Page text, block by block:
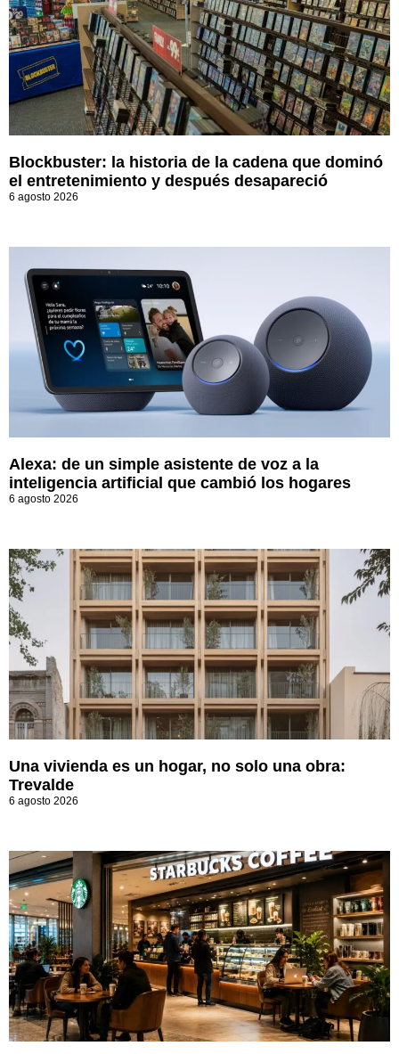
Blockbuster: la historia de la cadena que dominó
el entretenimiento y después desapareció
6 agosto 2026
Alexa: de un simple asistente de voz a la
inteligencia artificial que cambió los hogares
6 agosto 2026
Una vivienda es un hogar, no solo una obra:
Trevalde
6 agosto 2026